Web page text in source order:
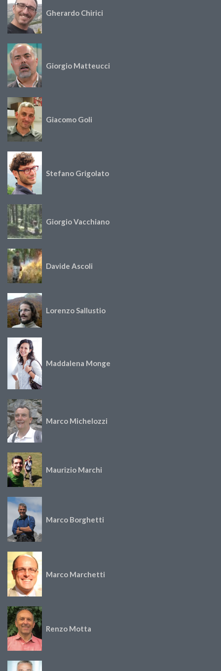
Gherardo Chirici
Giorgio Matteucci
Giacomo Goli
Stefano Grigolato
Giorgio Vacchiano
Davide Ascoli
Lorenzo Sallustio
Maddalena Monge
Marco Michelozzi
Maurizio Marchi
Marco Borghetti
Marco Marchetti
Renzo Motta